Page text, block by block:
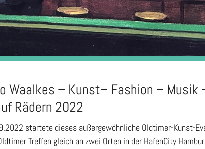
Waalkes – Kunst– Fashion – Musik
Rädern 2022
startete dieses außergewöhnliche Oldtimer-Kunst-
Treffen gleich an zwei Orten in der HafenCity